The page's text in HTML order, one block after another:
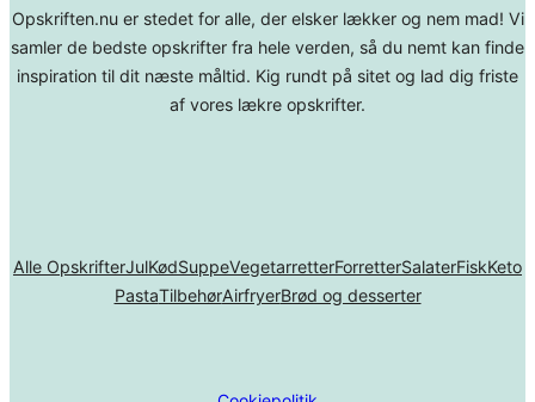
Opskriften.nu er stedet for alle, der elsker lækker og nem mad! Vi
samler de bedste opskrifter fra hele verden, så du nemt kan finde
inspiration til dit næste måltid. Kig rundt på sitet og lad dig friste
af vores lækre opskrifter.
Alle OpskrifterJulKødSuppeVegetarretterForretterSalaterFiskKeto
PastaTilbehørAirfryerBrød og desserter